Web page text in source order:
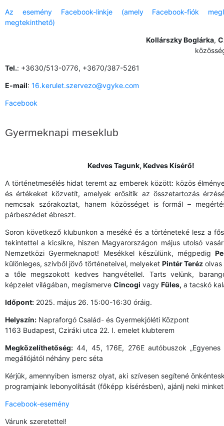
Az esemény Facebook-linkje (amely Facebook-fiók
megtekinthető)
Kollárszky Boglárka,
Tel.: +3630/513-0776, +3670/387-5261
E-mail: 16.kerulet.szervezo@vgyke.com
Facebook
Gyermeknapi meseklub
Kedves Tagunk, Kedves Kísérő!
A történetmesélés hidat teremt az emberek között: közös
és értékeket közvetít, amelyek erősítik az összetartozás
nemcsak szórakoztat, hanem közösséget is formál –
párbeszédet ébreszt.
Soron következő klubunkon a meséké és a történeteké lesz a
tekintettel a kicsikre, hiszen Magyarországon május utolsó
Nemzetközi Gyermeknapot! Mesékkel készülünk, mégpedig
különleges, szívből jövő történeteivel, melyeket Pintér Teréz olvas
a tőle megszokott kedves hangvétellel. Tarts velünk,
képzelet világában, megismerve Cincogi vagy Füles, a tacskó
Időpont: 2025. május 26. 15:00-16:30 óráig.
Helyszín: Napraforgó Család- és Gyermekjóléti Központ
1163 Budapest, Cziráki utca 22. I. emelet klubterem
Megközelíthetőség: 44, 45, 176E, 276E autóbuszok „Egyenes
megállójától néhány perc séta
Kérjük, amennyiben ismersz olyat, aki szívesen segítené
programjaink lebonyolítását (főképp kísérésben), ajánlj neki
Facebook-esemény
Várunk szeretettel!